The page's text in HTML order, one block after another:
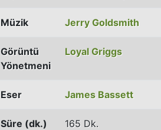
Müzik Jerry Goldsmith
Görüntü
Yönetmeni
Loyal Griggs
Eser James Bassett
Süre (dk.) 165 Dk.